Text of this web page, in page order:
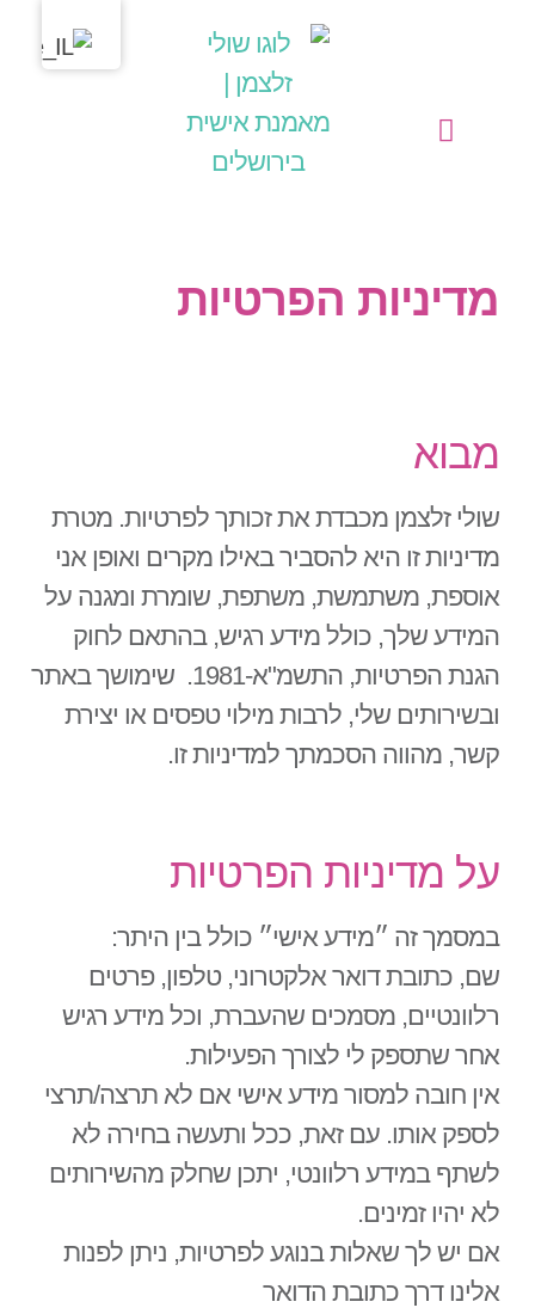
מדיניות הפרטיות
מבוא
שולי זלצמן מכבדת את זכותך לפרטיות. מטרת
מדיניות זו היא להסביר באילו מקרים ואופן אני
אוספת, משתמשת, משתפת, שומרת ומגנה על
המידע שלך, כולל מידע רגיש, בהתאם לחוק
הגנת הפרטיות, התשמ"א‑1981. שימושך באתר
ובשירותים שלי, לרבות מילוי טפסים או יצירת
קשר, מהווה הסכמתך למדיניות זו.
על מדיניות הפרטיות
במסמך זה ״מידע אישי״ כולל בין היתר:
שם, כתובת דואר אלקטרוני, טלפון, פרטים
רלוונטיים, מסמכים שהעברת, וכל מידע רגיש
אחר שתספק לי לצורך הפעילות.
אין חובה למסור מידע אישי אם לא תרצה/תרצי
לספק אותו. עם זאת, ככל ותעשה בחירה לא
לשתף במידע רלוונטי, יתכן שחלק מהשירותים
לא יהיו זמינים.
אם יש לך שאלות בנוגע לפרטיות, ניתן לפנות
אלינו דרך כתובת הדואר